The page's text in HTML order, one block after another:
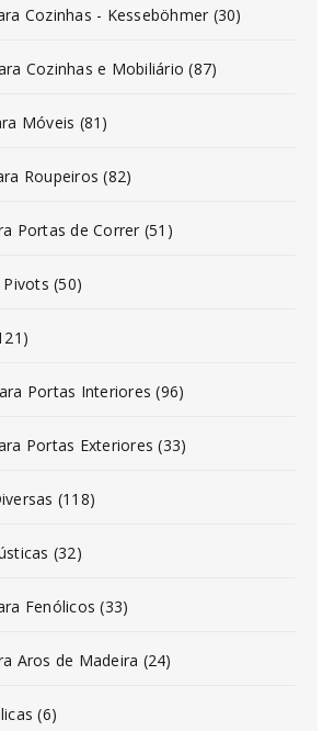
Cozinhas - Kesseböhmer (30)
Cozinhas e Mobiliário (87)
Móveis (81)
Roupeiros (82)
Portas de Correr (51)
(50)
Portas Interiores (96)
Portas Exteriores (33)
(118)
(32)
Fenólicos (33)
Aros de Madeira (24)
(6)